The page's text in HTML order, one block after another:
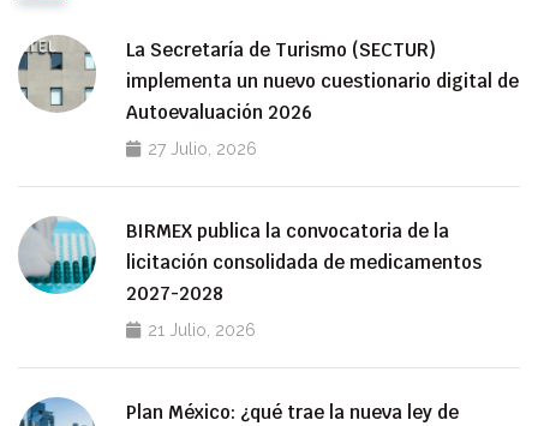
La Secretaría de Turismo (SECTUR)
implementa un nuevo cuestionario digital de
Autoevaluación 2026
27 Julio, 2026
BIRMEX publica la convocatoria de la
licitación consolidada de medicamentos
2027-2028
21 Julio, 2026
Plan México: ¿qué trae la nueva ley de